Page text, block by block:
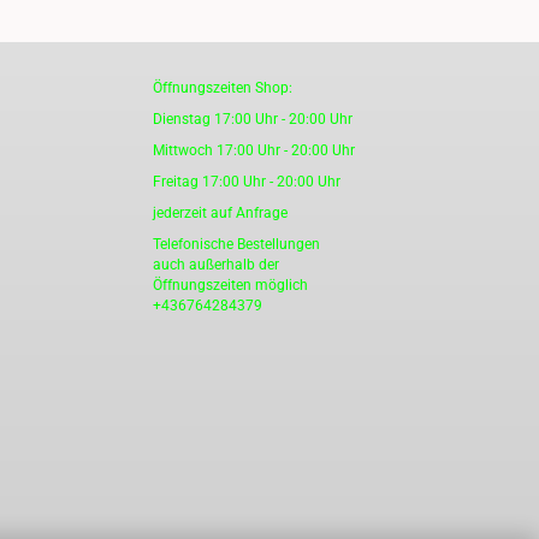
Öffnungszeiten Shop:
Dienstag 17:00 Uhr - 20:00 Uhr
Mittwoch 17:00 Uhr - 20:00 Uhr
Freitag 17:00 Uhr - 20:00 Uhr
jederzeit auf Anfrage
Telefonische Bestellungen
auch außerhalb der
Öffnungszeiten möglich
+436764284379